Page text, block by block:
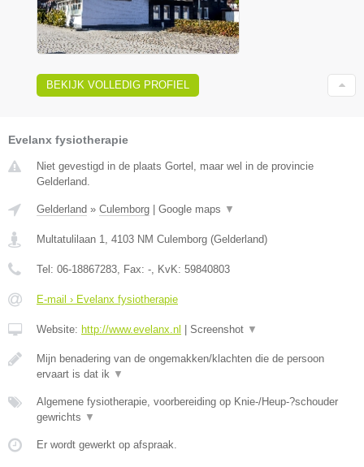
BEKIJK VOLLEDIG PROFIEL
Evelanx fysiotherapie
Niet gevestigd in de plaats Gortel, maar wel in de provincie
Gelderland.
Gelderland » Culemborg | Google maps ▼
Multatulilaan 1 4103 NM Culemborg (Gelderland)
Tel: 06-18867283 , Fax: - , KvK: 59840803
E-mail › Evelanx fysiotherapie
Website: http://www.evelanx.nl | Screenshot ▼
Mijn benadering van de ongemakken/klachten die de persoon
ervaart is dat ik ▼
Algemene fysiotherapie, voorbereiding op Knie-/Heup-?schouder
gewrichts ▼
Er wordt gewerkt op afspraak.